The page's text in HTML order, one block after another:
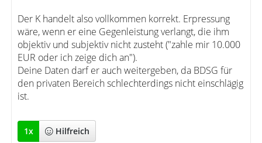
Der K handelt also vollkommen korrekt. Erpressung
wäre, wenn er eine Gegenleistung verlangt, die ihm
objektiv und subjektiv nicht zusteht ("zahle mir 10.000
EUR oder ich zeige dich an").
Deine Daten darf er auch weitergeben, da BDSG für
den privaten Bereich schlechterdings nicht einschlägig
ist.
1x Hilfreich